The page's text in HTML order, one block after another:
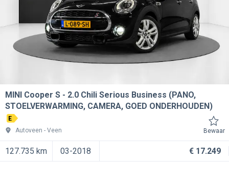
MINI Cooper S
2.0 Chili Serious Business (PANO,
STOELVERWARMING, CAMERA, GOED ONDERHOUDEN)
E
Autoveen
Veen Bewaar
127.735 km 03-2018 € 17.249